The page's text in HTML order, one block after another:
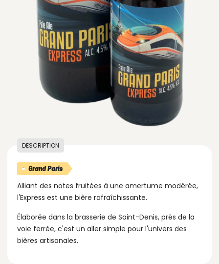
DESCRIPTION
Grand Paris
Alliant des notes fruitées à une amertume modérée,
l'Express est une bière rafraîchissante.
Élaborée dans la brasserie de Saint-Denis, près de la
voie ferrée, c'est un aller simple pour l'univers des
bières artisanales.